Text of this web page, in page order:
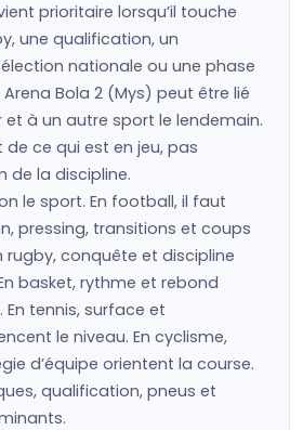
prioritaire lorsqu’il touche
une qualification, un
nationale ou une phase
Bola 2 (Mys) peut être lié
à un autre sport le lendemain.
de ce qui est en jeu, pas
de la discipline.
le sport. En football, il faut
pressing, transitions et coups
rugby, conquête et discipline
basket, rythme et rebond
tennis, surface et
le niveau. En cyclisme,
d’équipe orientent la course.
qualification, pneus et